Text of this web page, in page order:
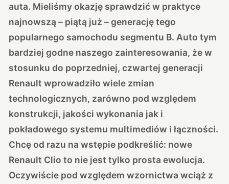
auta. Mieliśmy okazję sprawdzić w praktyce
najnowszą – piątą już – generację tego
popularnego samochodu segmentu B. Auto tym
bardziej godne naszego zainteresowania, że w
stosunku do poprzedniej, czwartej generacji
Renault wprowadziło wiele zmian
technologicznych, zarówno pod względem
konstrukcji, jakości wykonania jak i
pokładowego systemu multimediów i łączności.
Chcę od razu na wstępie podkreślić: nowe
Renault Clio to nie jest tylko prosta ewolucja.
Oczywiście pod względem wzornictwa wciąż z